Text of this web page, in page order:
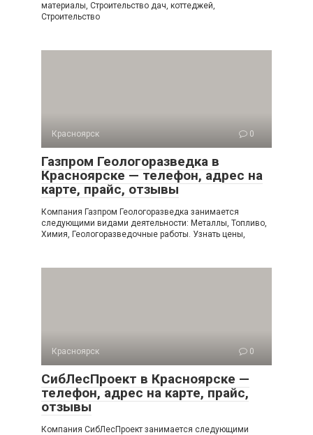
материалы, Строительство дач, коттеджей,
Строительство
Красноярск 0
Газпром Геологоразведка в
Красноярске — телефон, адрес на
карте, прайс, отзывы
Компания Газпром Геологоразведка занимается
следующими видами деятельности: Металлы, Топливо,
Химия, Геологоразведочные работы. Узнать цены,
Красноярск 0
СибЛесПроект в Красноярске —
телефон, адрес на карте, прайс,
отзывы
Компания СибЛесПроект занимается следующими